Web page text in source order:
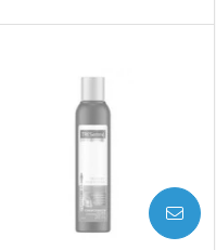
Laboratório
Por Menos
AVISE-ME